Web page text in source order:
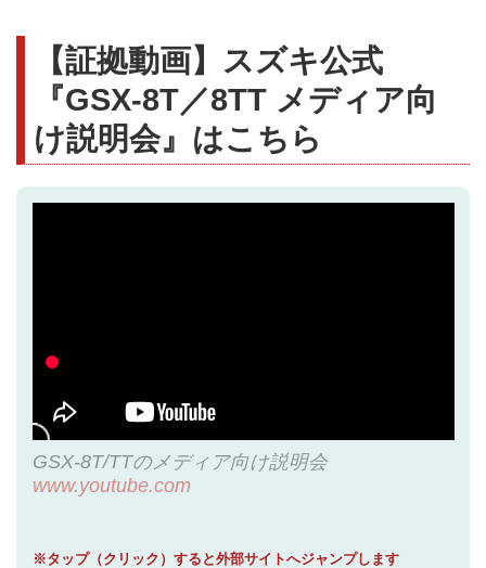
【証拠動画】スズキ公式
『GSX-8T／8TT メディア向
け説明会』はこちら
GSX-8T/TTのメディア向け説明会
www.youtube.com
※タップ（クリック）すると外部サイトへジャンプします